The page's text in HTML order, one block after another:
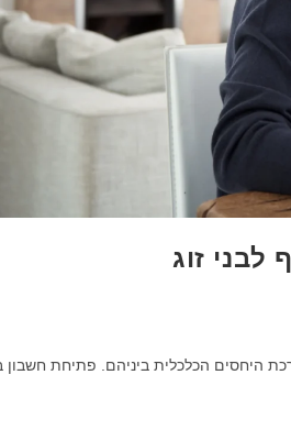
זוג
היחסים הכלכלית ביניהם. פתיחת חשבון